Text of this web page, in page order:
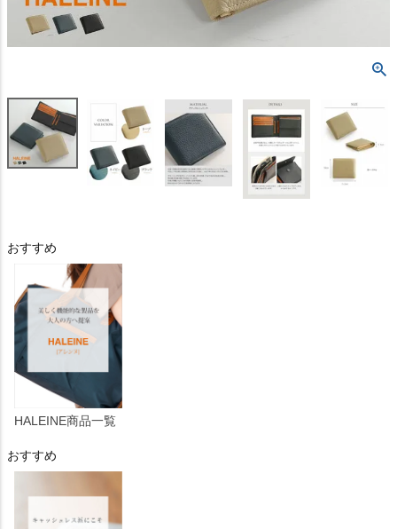
おすすめ
HALEINE商品一覧
おすすめ